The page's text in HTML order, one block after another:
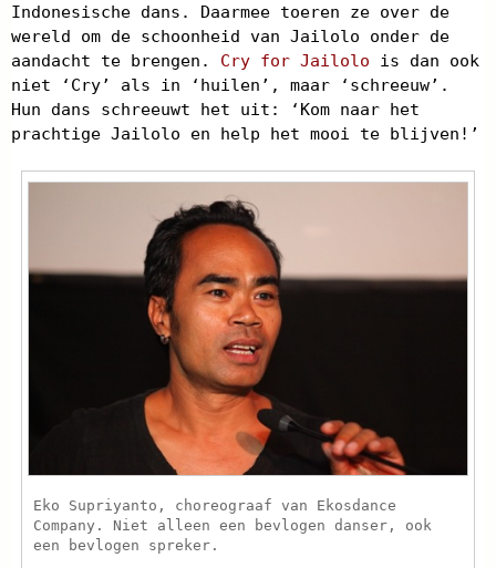
Indonesische dans. Daarmee toeren ze over de
wereld om de schoonheid van Jailolo onder de
aandacht te brengen. Cry for Jailolo is dan ook
niet ‘Cry’ als in ‘huilen’, maar ‘schreeuw’.
Hun dans schreeuwt het uit: ‘Kom naar het
prachtige Jailolo en help het mooi te blijven!’
Eko Supriyanto, choreograaf van Ekosdance
Company. Niet alleen een bevlogen danser, ook
een bevlogen spreker.